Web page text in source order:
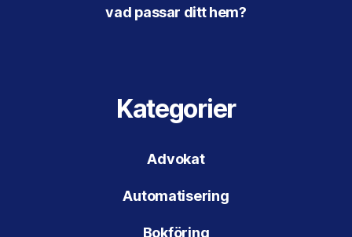
vad passar ditt hem?
Kategorier
Advokat
Automatisering
Bokföring